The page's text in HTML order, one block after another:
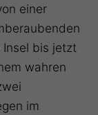
einer
bis jetzt
wahren
im